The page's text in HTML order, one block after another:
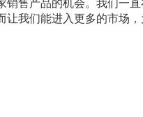
让我们能进入更多的市场